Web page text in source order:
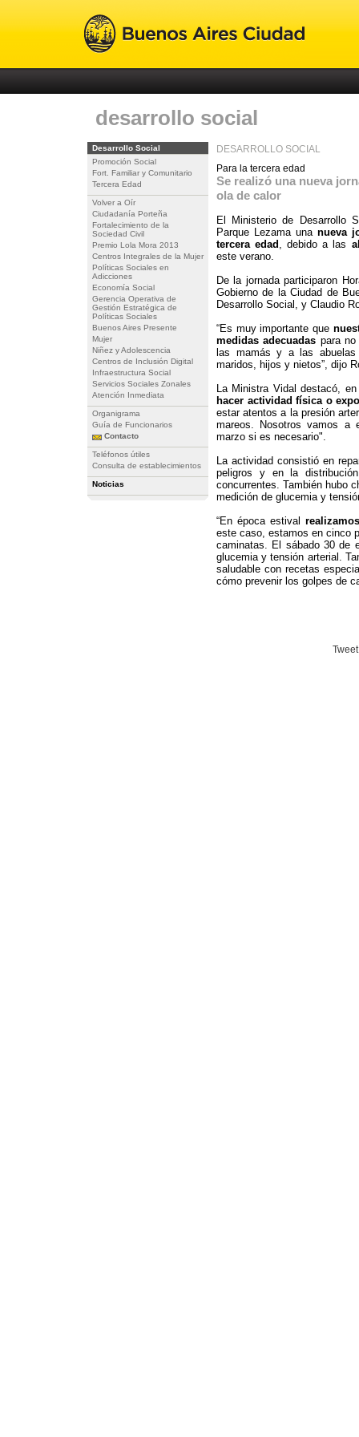
desarrollo social
Desarrollo Social
Promoción Social
Fort. Familiar y Comunitario
Tercera Edad
Volver a Oír
Ciudadanía Porteña
Fortalecimiento de la
Sociedad Civil
Premio Lola Mora 2013
Centros Integrales de la Mujer
Políticas Sociales en
Adicciones
Economía Social
Gerencia Operativa de
Gestión Estratégica de
Políticas Sociales
Buenos Aires Presente
Mujer
Niñez y Adolescencia
Centros de Inclusión Digital
Infraestructura Social
Servicios Sociales Zonales
Atención Inmediata
Organigrama
Guía de Funcionarios
Contacto
Teléfonos útiles
Consulta de establecimientos
Noticias
DESARROLLO SOCIAL
Para la tercera edad
Se realizó una nueva
ola de calor
El Ministerio de Desarrollo
Parque Lezama una nueva
tercera edad , debido a las
este verano.
De la jornada participaron
Gobierno de la Ciudad de
Desarrollo Social, y Claudio
“Es muy importante que
medidas adecuadas para
las mamás y a las
maridos, hijos y nietos”, dijo
La Ministra Vidal destacó,
hacer actividad física o
estar atentos a la presión
mareos. Nosotros vamos a
marzo si es necesario".
La actividad consistió en
peligros y en la
concurrentes. También hubo
medición de glucemia y
“En época estival
este caso, estamos en cinco
caminatas. El sábado 30 de
glucemia y tensión arterial.
saludable con recetas
cómo prevenir los golpes de
Tweet